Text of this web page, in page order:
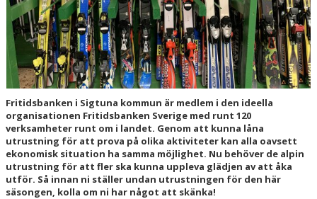
Fritidsbanken i Sigtuna kommun är medlem i den ideella
organisationen Fritidsbanken Sverige med runt 120
verksamheter runt om i landet. Genom att kunna låna
utrustning för att prova på olika aktiviteter kan alla oavsett
ekonomisk situation ha samma möjlighet. Nu behöver de alpin
utrustning för att fler ska kunna uppleva glädjen av att åka
utför. Så innan ni ställer undan utrustningen för den här
säsongen, kolla om ni har något att skänka!